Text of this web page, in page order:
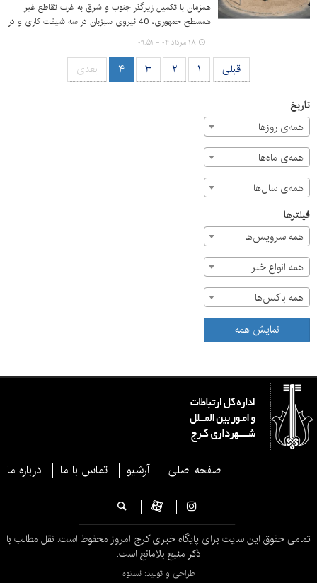
همزمان با تکمیل زیرگذر جنوب و شرق به غرب تقاطع غیر
همسطح جمهوری، 40 نیروی سبزبان در سه شیفت کاری و در
گرم‌ترین روزهای تابستان، خدمت‌رسانی کردند. تمام تلاش
مدیریت شهری کرج حفظ درختان این پروژه بود که با یک
طراحی مناسب و تدابیر ویژه که رعایت اصول فنی و کارشناسی
محوریت آن بود از ۳۶۰ عدد اشجار معارض با اجرای پروژه فقط
زینت‌بخش کنارگذر پل روحانی شده است.
۱۸ مرداد ۰۴ - ۰۹:۵۱
قبلی ۱ ۲ ۳ ۴ بعدی
تاریخ
همه‌ی روزها
همه‌ی ماه‌ها
همه‌ی سال‌ها
فیلترها
همه سرویس‌ها
همه انواع خبر
همه باکس‌ها
نمایش همه
صفحه اصلی آرشیو تماس با ما درباره ما
تمامی حقوق این سایت برای پایگاه خبری کرج امروز محفوظ است. نقل مطالب با
ذکر منبع بلامانع است.
طراحی و تولید: نستوه